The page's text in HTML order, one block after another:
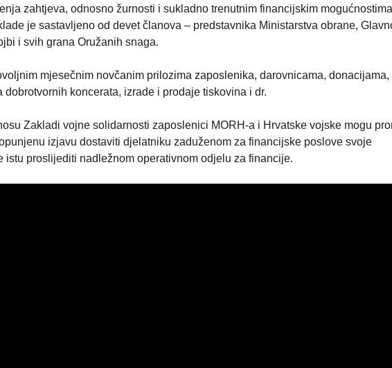
zahtjeva, odnosno žurnosti i sukladno trenutnim financijskim mogućnostima
je sastavljeno od devet članova – predstavnika Ministarstva obrane,
i svih grana Oružanih snaga.
mjesečnim novčanim prilozima zaposlenika, darovnicama, donacijama,
koncerata, izrade i prodaje tiskovina i dr.
Zakladi vojne solidarnosti zaposlenici MORH-a i Hrvatske vojske mogu
izjavu dostaviti djelatniku zaduženom za financijske poslove svoje
istu proslijediti nadležnom operativnom odjelu za financije.